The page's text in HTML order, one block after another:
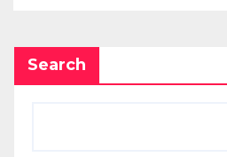
Search